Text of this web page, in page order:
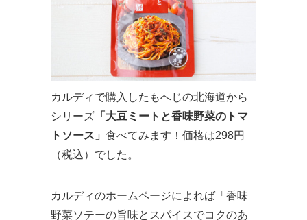
カルディで購入したもへじの北海道から
シリーズ 「大豆ミートと香味野菜のトマ
トソース」 食べてみます！価格は298円
（税込）でした。
カルディのホームページによれば「香味
野菜ソテーの旨味とスパイスでコクのあ